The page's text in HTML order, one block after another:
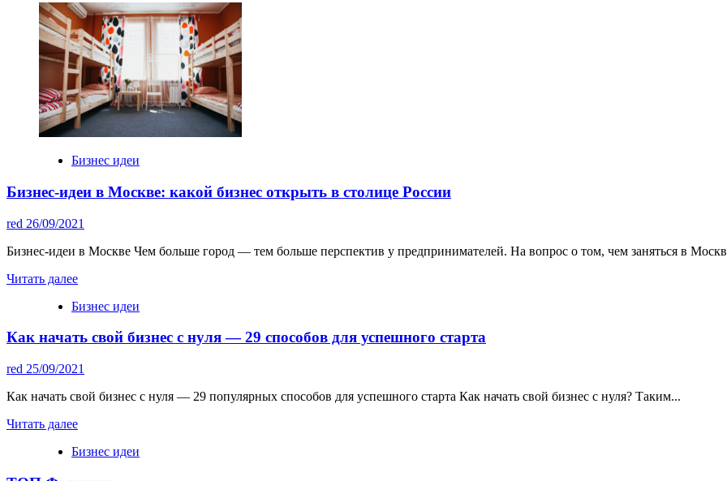
Бизнес идеи
Бизнес-идеи в Москве: какой бизнес открыть в столице России
red 26/09/2021
Бизнес-идеи в Москве Чем больше город — тем больше перспектив у предпринимателей. На вопрос о том, чем заняться в
Читать далее
Бизнес идеи
Как начать свой бизнес с нуля — 29 способов для успешного старта
red 25/09/2021
Как начать свой бизнес с нуля — 29 популярных способов для успешного старта Как начать свой бизнес с нуля? Таким...
Читать далее
Бизнес идеи